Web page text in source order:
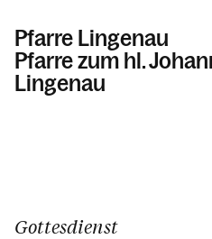
Pfarre Lingenau
Pfarre zum hl.
Lingenau
Kalender
Gottesdienst